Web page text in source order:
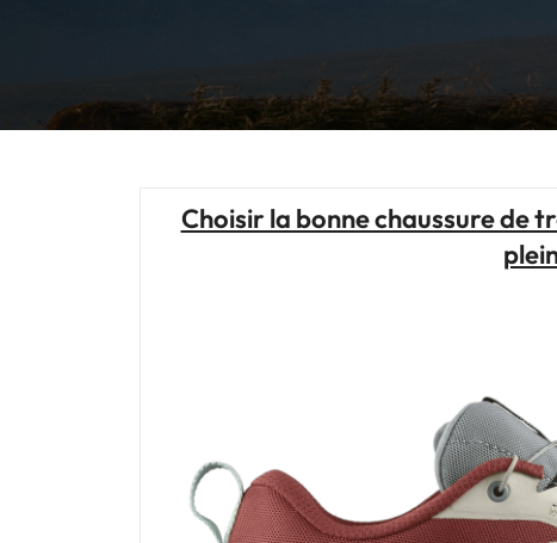
Choisir la bonne chaussure de